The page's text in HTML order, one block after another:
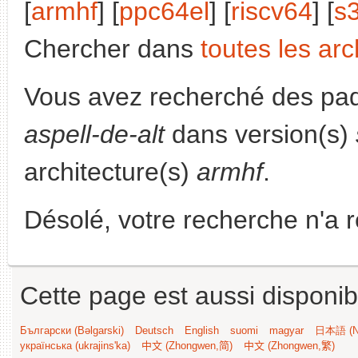
[armhf] [ppc64el] [riscv64] [
Chercher dans toutes les
Vous avez recherché des
aspell-de-altdans version(s)
architecture(s) armhf.
Désolé, votre recherche n'a
Cette page est aussi
Български (Bəlgarski) Deutsch English suomi magyar
日本語
українська (ukrajins'ka)
中文 (Zhongwen,简) 中文 (Zhongwen,繁)